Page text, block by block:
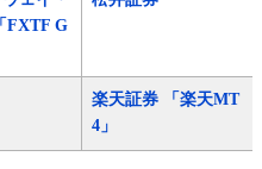
FXTF G
楽天証券 「楽天MT
4」